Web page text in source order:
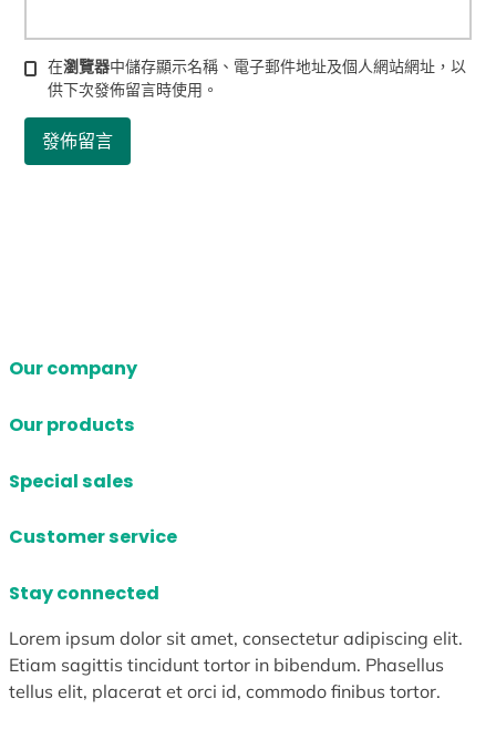
在瀏覽器中儲存顯示名稱、電子郵件地址及個人網站網址，以
供下次發佈留言時使用。
Our company
Our products
Special sales
Customer service
Stay connected
Lorem ipsum dolor sit amet, consectetur adipiscing elit.
Etiam sagittis tincidunt tortor in bibendum. Phasellus
tellus elit, placerat et orci id, commodo finibus tortor.